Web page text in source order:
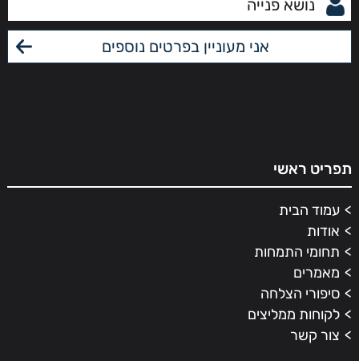
תפריט ראשי
עמוד הבית
אודות
תחומי התמחות
מאמרים
סיפורי הצלחה
לקוחות ממליצים
צור קשר